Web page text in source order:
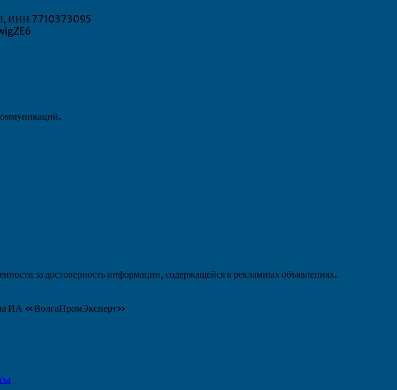
ИНН 7710373095
за достоверность информации, содержащейся в рекламных объявлениях.
на ИА «ВолгаПромЭксперт»